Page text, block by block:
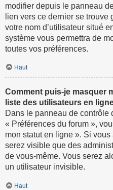
modifier depuis le panneau
lien vers ce dernier se
votre nom d’utilisateur situé
système vous permettra de
toutes vos préférences.
Haut
Comment puis-je masquer
liste des utilisateurs en
Dans le panneau de contrôle
« Préférences du forum »,
mon statut en ligne ». Si
serez visible que des
de vous-même. Vous serez
un utilisateur invisible.
Haut